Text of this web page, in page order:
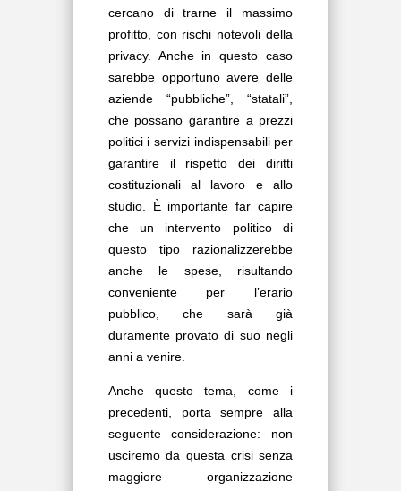
cercano di trarne il massimo
profitto, con rischi notevoli della
privacy. Anche in questo caso
sarebbe opportuno avere delle
aziende “pubbliche”, “statali”,
che possano garantire a prezzi
politici i servizi indispensabili per
garantire il rispetto dei diritti
costituzionali al lavoro e allo
studio. È importante far capire
che un intervento politico di
questo tipo razionalizzerebbe
anche le spese, risultando
conveniente per l’erario
pubblico, che sarà già
duramente provato di suo negli
anni a venire.
Anche questo tema, come i
precedenti, porta sempre alla
seguente considerazione: non
usciremo da questa crisi senza
maggiore organizzazione